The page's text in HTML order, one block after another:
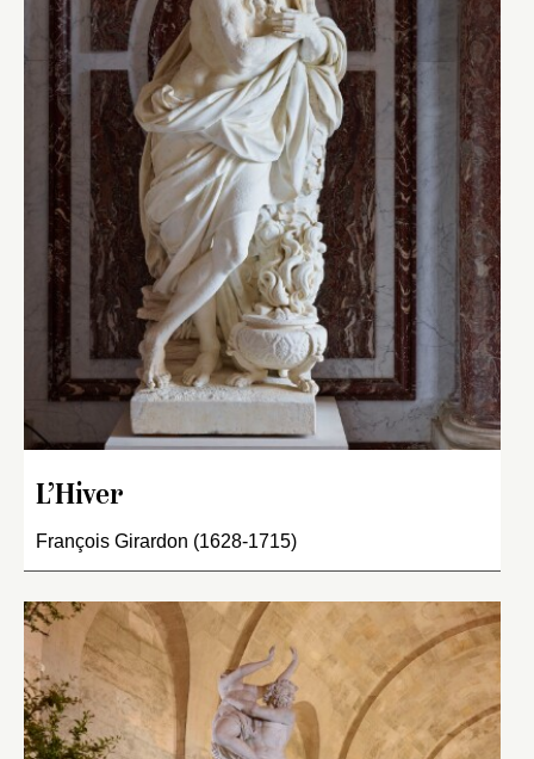
L’Hiver
François Girardon (1628-1715)